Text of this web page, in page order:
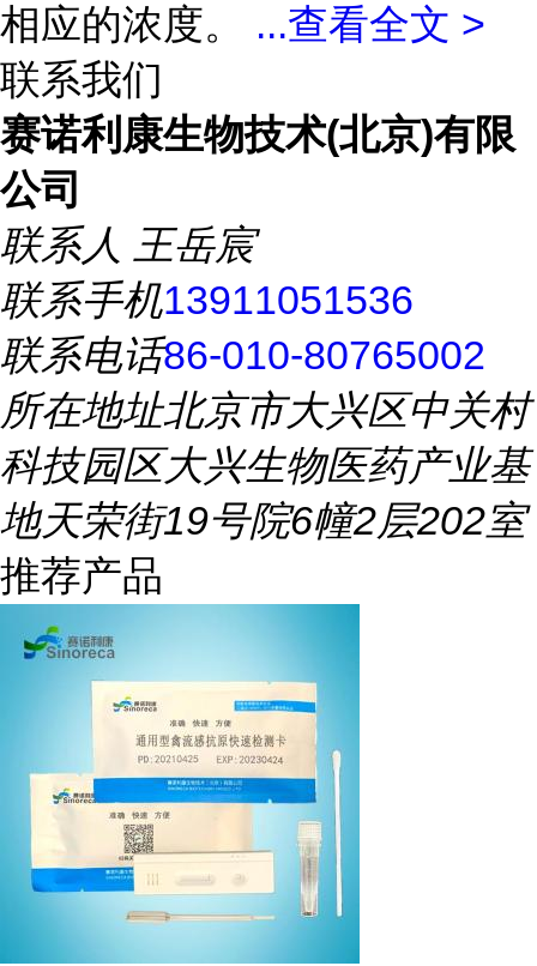
相应的浓度。 ...查看全文 >
联系我们
赛诺利康生物技术(北京)有限
公司
联系人 王岳宸
联系手机13911051536
联系电话86-010-80765002
所在地址北京市大兴区中关村
科技园区大兴生物医药产业基
地天荣街19号院6幢2层202室
推荐产品